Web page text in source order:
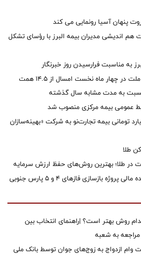
پنهان آسیا رونمایی می کند
هم اندیشی مدیران بیمه البرز با رؤسای تشکل
به مناسبت فرارسیدن روز خبرنگار
حق بیمه تولیدی بیمه ملت در چهار ماه نخست امسال از 14.5 همت
عمومی بیمه مركزی منصوب شد
خسارت ۶ میلیارد تومانی بیمه تجارت‌نو به شرکت «بهینه‌سازان
طلا
در طلا؛ بهترین روش‌های حفظ ارزش سرمایه
بازسازی فازهای ۴ و ۵ پارس جنوبی
کدام روش بهتر است؟ |راهنمای انتخاب بین
مراجعه به شعبه
بیش از ۸ همت وام ازدواج به زوج‌های جوان توسط بانک ملی